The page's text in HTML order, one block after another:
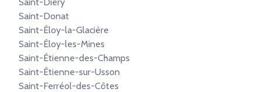
Saint-Donat
Saint-Éloy-la-Glacière
Saint-Éloy-les-Mines
Saint-Étienne-des-Champs
Saint-Étienne-sur-Usson
Saint-Ferréol-des-Côtes